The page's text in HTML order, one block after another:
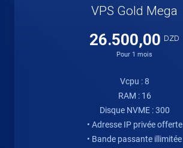
VPS Gold Mega
26.500,00 DZD
Pour 1 mois
Vcpu : 8
RAM : 16
Disque NVME : 300
• Adresse IP privée offerte
• Bande passante illimitée